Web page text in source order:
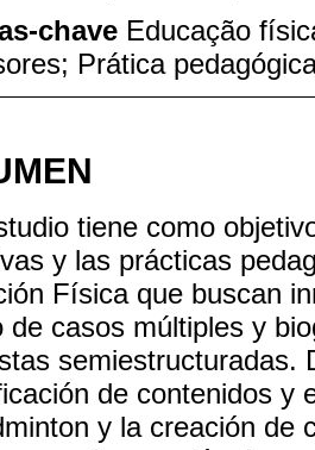
chave Educação
Prática
tiene como
y las prácticas
Física que buscan
de casos múltiples y
semiestructuradas.
de contenidos y
y la creación de